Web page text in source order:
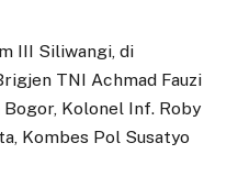
III Siliwangi, di
TNI Achmad Fauzi
Kolonel Inf. Roby
Kombes Pol Susatyo